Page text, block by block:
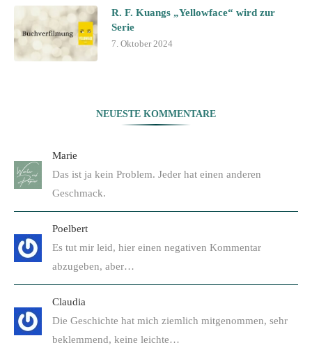
R. F. Kuangs „Yellowface“ wird zur
Serie
7. Oktober 2024
NEUESTE KOMMENTARE
Marie
Das ist ja kein Problem. Jeder hat einen anderen
Geschmack.
Poelbert
Es tut mir leid, hier einen negativen Kommentar
abzugeben, aber…
Claudia
Die Geschichte hat mich ziemlich mitgenommen, sehr
beklemmend, keine leichte…